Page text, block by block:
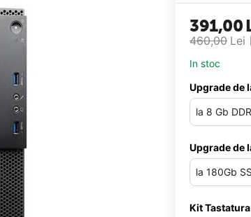
391,00
460,00 Lei
In stoc
Upgrade de
Upgrade de
Kit Tastatura